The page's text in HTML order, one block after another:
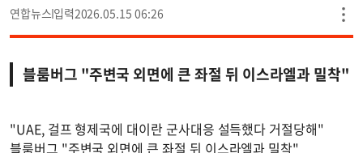
연합뉴스 2026.05.15 06:26
블룸버그 "주변국 외면에 큰 좌절 뒤 이스라엘과 밀착"
"UAE, 걸프 형제국에 대이란 군사대응 설득했다 거절당해"
블룸버그 "주변국 외면에 큰 좌절 뒤 이스라엘과 밀착"